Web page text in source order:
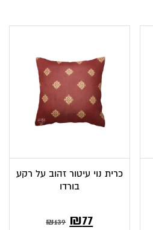
כרית נוי עיטור זהוב על רקע
בורדו
₪139 המחיר
₪77המחיר